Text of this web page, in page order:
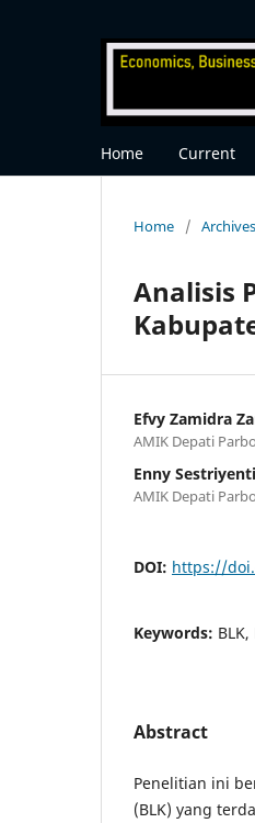
Home Current
Home / Archives
Analisis
Efvy Zamidra
AMIK Depati
Enny Sestriyenti
AMIK Depati
DOI: https://
Keywords:
Abstract
Penelitian ini
(BLK) yang